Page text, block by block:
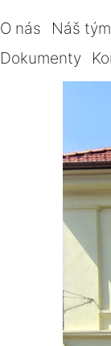
O nás Náš tým
Dokumenty